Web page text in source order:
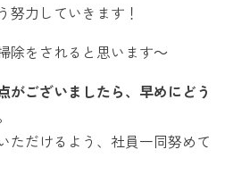
努力していきます！
除をされると思います～
がございましたら、早めにどう
ただけるよう、社員一同努めて